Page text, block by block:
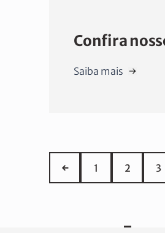
Confira
Saiba mais
← 1 2 3